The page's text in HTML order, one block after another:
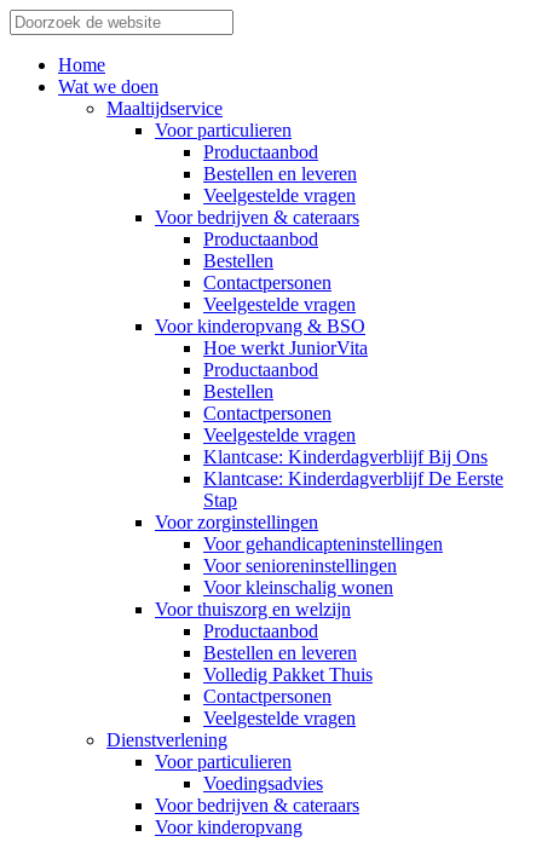
Home
Wat we doen
Maaltijdservice
Voor particulieren
Productaanbod
Bestellen en leveren
Veelgestelde vragen
Voor bedrijven & cateraars
Productaanbod
Bestellen
Contactpersonen
Veelgestelde vragen
Voor kinderopvang & BSO
Hoe werkt JuniorVita
Productaanbod
Bestellen
Contactpersonen
Veelgestelde vragen
Klantcase: Kinderdagverblijf Bij Ons
Klantcase: Kinderdagverblijf De Eerste
Stap
Voor zorginstellingen
Voor gehandicapteninstellingen
Voor senioreninstellingen
Voor kleinschalig wonen
Voor thuiszorg en welzijn
Productaanbod
Bestellen en leveren
Volledig Pakket Thuis
Contactpersonen
Veelgestelde vragen
Dienstverlening
Voor particulieren
Voedingsadvies
Voor bedrijven & cateraars
Voor kinderopvang